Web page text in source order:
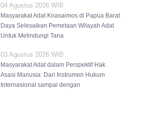
04 Agustus 2026 WIB
Masyarakat Adat Knasaimos di Papua Barat
Daya Selesaikan Pemetaan Wilayah Adat
Untuk Melindungi Tana
03 Agustus 2026 WIB
Masyarakat Adat dalam Perspektif Hak
Asasi Manusia: Dari Instrumen Hukum
Internasional sampai dengan